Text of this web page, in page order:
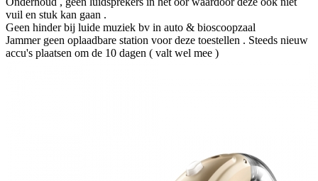
vuil en stuk kan gaan .
Geen hinder bij luide muziek bv in auto & bioscoopzaal
Jammer geen oplaadbare station voor deze toestellen . Steeds nieuw
accu's plaatsen om de 10 dagen ( valt wel mee )